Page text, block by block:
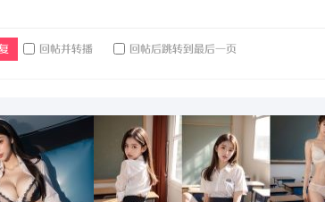
回帖并转播 回帖后跳转到最后一页